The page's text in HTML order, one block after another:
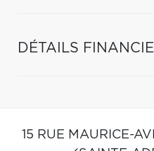
DÉTAILS
15 RUE MAURICE-